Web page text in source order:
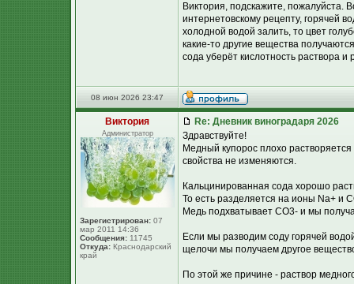
Виктория, подскажите, пожалуйста.
интернетовскому рецепту, горячей
холодной водой залить, то цвет
какие-то другие вещества
сода уберёт кислотность раствора и
08 июн 2026 23:47
Виктория
Администратор
Зарегистрирован: 07
мар 2011 14:36
Сообщения: 11745
Откуда: Краснодарский
край
Re: Дневник виноградаря 2026
Здравствуйте!
Медный купорос плохо
свойства не изменяются.
Кальцинированная сода хорошо
То есть разделяется на ионы Na+ и
Медь подхватывает CO3- и мы
Если мы разводим соду горячей
щелочи мы получаем другое
По этой же причине - раствор